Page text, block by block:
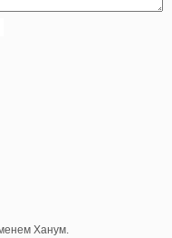
Ханум.